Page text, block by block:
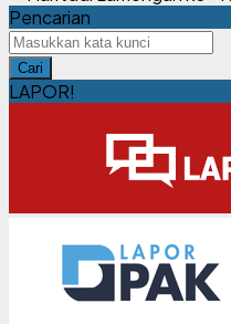
Pencarian
Cari
LAPOR!